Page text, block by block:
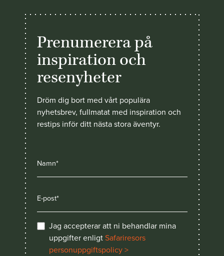
Prenumerera på
inspiration och
resenyheter
Dröm dig bort med vårt populära
nyhetsbrev, fullmatat med inspiration och
restips inför ditt nästa stora äventyr.
Jag accepterar att ni behandlar mina
uppgifter enligtSafariresors
personuppgiftspolicy >